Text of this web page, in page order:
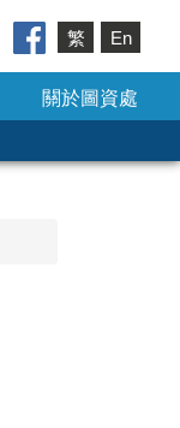
繁 En
關於圖資處